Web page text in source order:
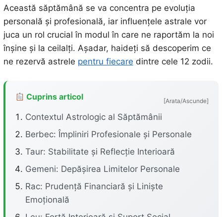
Această săptămână se va concentra pe evoluția
personală și profesională, iar influențele astrale vor
juca un rol crucial în modul în care ne raportăm la noi
înșine și la ceilalți. Așadar, haideți să descoperim ce
ne rezervă astrele pentru fiecare dintre cele 12 zodii.
Cuprins articol [Arata/Ascunde]
Contextul Astrologic al Săptămânii
Berbec: Împliniri Profesionale și Personale
Taur: Stabilitate și Reflecție Interioară
Gemeni: Depășirea Limitelor Personale
Rac: Prudență Financiară și Liniște
Emoțională